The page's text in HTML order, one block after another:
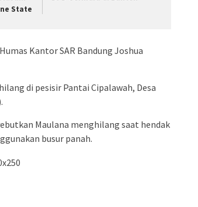
State
Kantor SAR Bandung Joshua
di pesisir Pantai Cipalawah, Desa
Maulana menghilang saat hendak
busur panah.